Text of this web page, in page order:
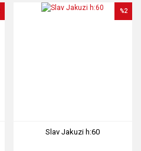
Slav Jakuzi h:60
%2